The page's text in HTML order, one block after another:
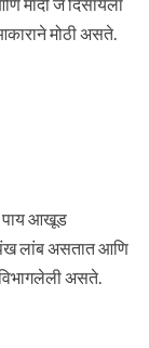
मोठी असते.
पाय आखूड
लांब असतात आणि
विभागलेली असते.